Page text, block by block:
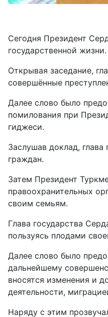
Сегодня Президент
государственной жизни.
Открывая заседание,
совершённые
Далее слово было
помилования при
гиджеси.
Заслушав доклад,
граждан.
Затем Президент
правоохранительных
своим семьям.
Глава государства
пользуясь плодами
Далее слово было
дальнейшему
вносятся изменения и
деятельности,
Наряду с этим